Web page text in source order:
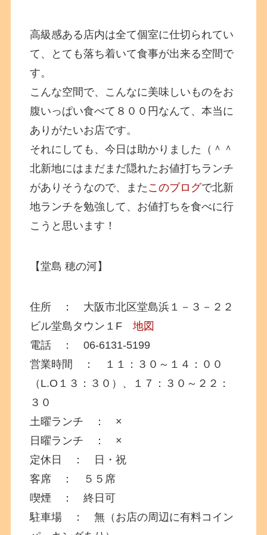
高級感ある店内は全て個室に仕切られてい
て、とても落ち着いて食事が出来る空間で
す。
こんな空間で、こんなに美味しいものをお
腹いっぱい食べて８００円なんて、本当に
ありがたいお店です。
それにしても、今日は助かりました（＾＾
北新地にはまだまだ隠れたお値打ちランチ
がありそうなので、また このブログで北新
地ランチを勉強して、お値打ちを食べに行
こうと思います！
【堂島 穂の河】
住所 ： 大阪市北区堂島浜１－３－２２
ビル堂島タウン１F地図
電話 ： 06-6131-5199
営業時間 ： １１：３０～１４：００
（L.O１３：３０）、１７：３０～２２：
３０
土曜ランチ ： ×
日曜ランチ ： ×
定休日 ： 日・祝
客席 ： ５５席
喫煙 ： 終日可
駐車場 ： 無（お店の周辺に有料コイン